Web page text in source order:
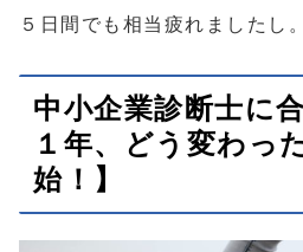
５日間でも相当疲れましたし。
中小企業診断士に
１年、どう変わっ
始！】